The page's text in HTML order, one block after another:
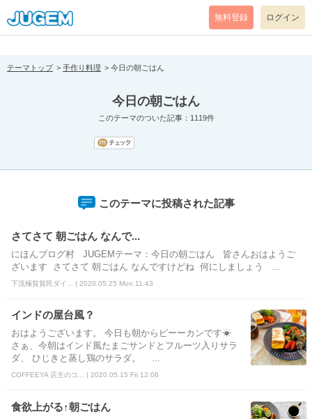
[pear_error: message="Success" code=0 mode=return level=notice
prefix="" info=""]
無料登録 ログイン
テーマトップ 手作り料理 今日の朝ごはん
今日の朝ごはん
このテーマのついた記事：1119件
このテーマに投稿された記事
さてさて 朝ごはん なんで...
にほんブログ村 JUGEMテーマ：今日の朝ごはん 皆さんおはようご
ざいます さてさて 朝ごはん なんですけどね 何にしましょう ...
下流極貧貧民ダイ... | 2020.05.25 Mon 11:43
インドの屋台風？
おはようございます。 今日も朝からピーーカンです☀
さぁ、今朝はインド風たまごサンドとフルーツ入りサラ
ダ、 ひじきと蒸し鶏のサラダ。 ...
COFFEEYA 店主のコ... | 2020.05.15 Fri 12:06
食欲上がる↑朝ごはん